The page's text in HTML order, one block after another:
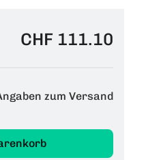
CHF 111.10
zum Versand